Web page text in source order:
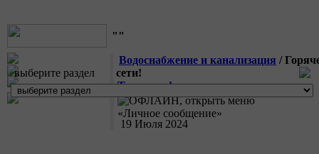
выберите раздел
""
Водоснабжение и канализация /
сети!
Татьяна_ф
19 Июля 2024